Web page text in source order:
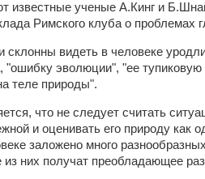
известные ученые А.Кинг и
Римского клуба о проблемах
склонны видеть в человеке
"ошибку эволюции", "ее тупиковую
теле природы".
что не следует считать
и оценивать его природу как
заложено много
из них получат преобладающее